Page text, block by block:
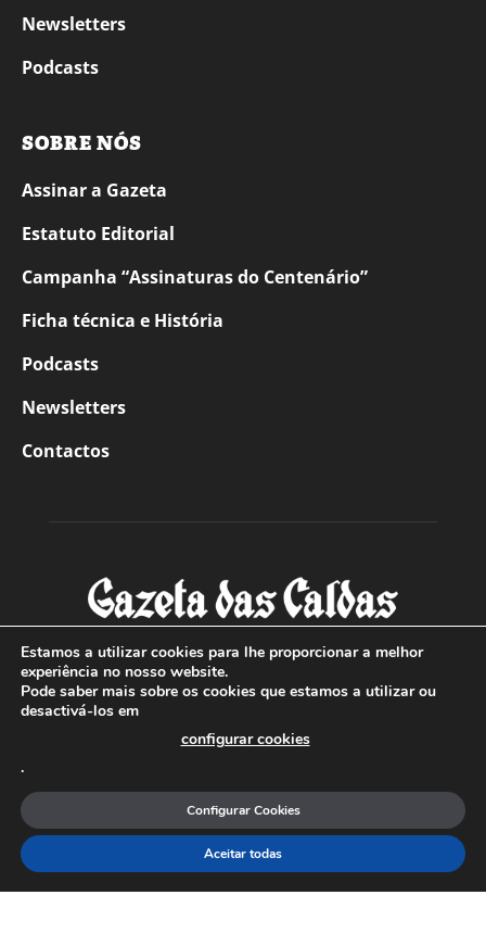
Newsletters
Podcasts
SOBRE NÓS
Assinar a Gazeta
Estatuto Editorial
Campanha “Assinaturas do Centenário”
Ficha técnica e História
Podcasts
Newsletters
Contactos
SOBRE NÓS
Com sede nas Caldas da Rainha e mais de 90 anos de
a sul de distrito de Leiria, com mais de 40.000 leitores por
toda a região Oeste. Jornal com distribuição em Portugal
Continental e assinatura online.
Estamos a utilizar cookies para lhe proporcionar a melhor
experiência no nosso website.
Pode saber mais sobre os cookies que estamos a utilizar ou
desactivá-los em
configurar cookies
.
Aceitar todas
Configurar Cookies